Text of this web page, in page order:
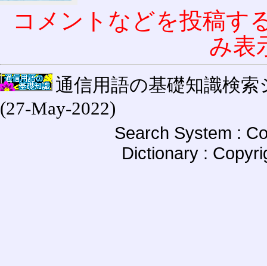
コメントなどを投稿す
み表
通信用語の基礎知識検索
(27-May-2022)
Search System :
Dictionary :